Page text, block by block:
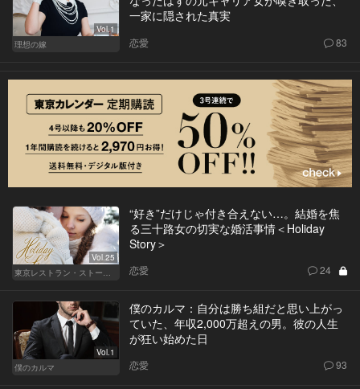
Vol.1
理想の嫁
一家に隠された真実
恋愛 83
Vol.25
東京レストラン・ストーリー
“好き”だけじゃ付き合えない…。結婚を焦
る三十路女の切実な婚活事情＜Holiday
Story＞
恋愛 24
Vol.1
僕のカルマ
僕のカルマ：自分は勝ち組だと思い上がっ
ていた、年収2,000万超えの男。彼の人生
が狂い始めた日
恋愛 93